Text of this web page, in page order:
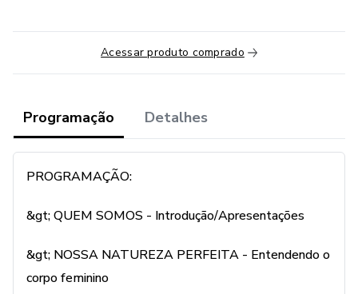
> SOMOS TODAS CÍCLICAS - Entendendo o ciclo
tabela Lunar
> COMO OS HÁBITOS PODEM INTERFERIR NO SEU
CÍCLO - Alimentação e estilo de vida
> MENSTRUAÇÃO NO MUNDO MODERNO - Coletores
> MULHER MODERNA E CONTRACEPÇÃO - Métodos
Acessar produto comprado
Programação Detalhes
PROGRAMAÇÃO:
&gt; QUEM SOMOS - Introdução/Apresentações
&gt; NOSSA NATUREZA PERFEITA - Entendendo o
corpo feminino